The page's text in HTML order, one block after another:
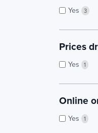
Yes 3
Prices
Yes 1
Online
Yes 1